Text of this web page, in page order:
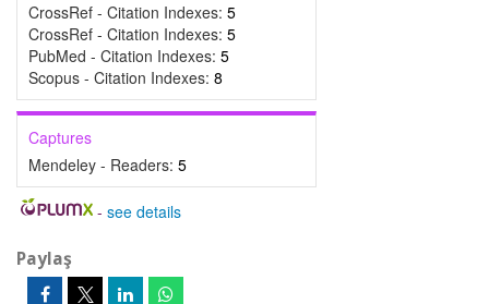
CrossRef - Citation Indexes: 5
CrossRef - Citation Indexes: 5
PubMed - Citation Indexes: 5
Scopus - Citation Indexes: 8
Captures
Mendeley - Readers: 5
- see details
Paylaş